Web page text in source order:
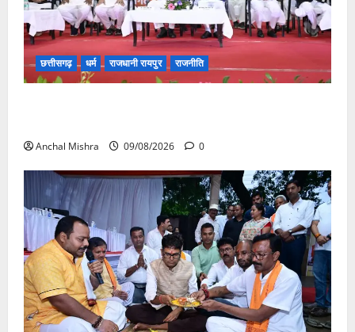
छत्तीसगढ़ धर्म राजधानी रायपुर राजनीति
Anchal Mishra 09/08/2026 0